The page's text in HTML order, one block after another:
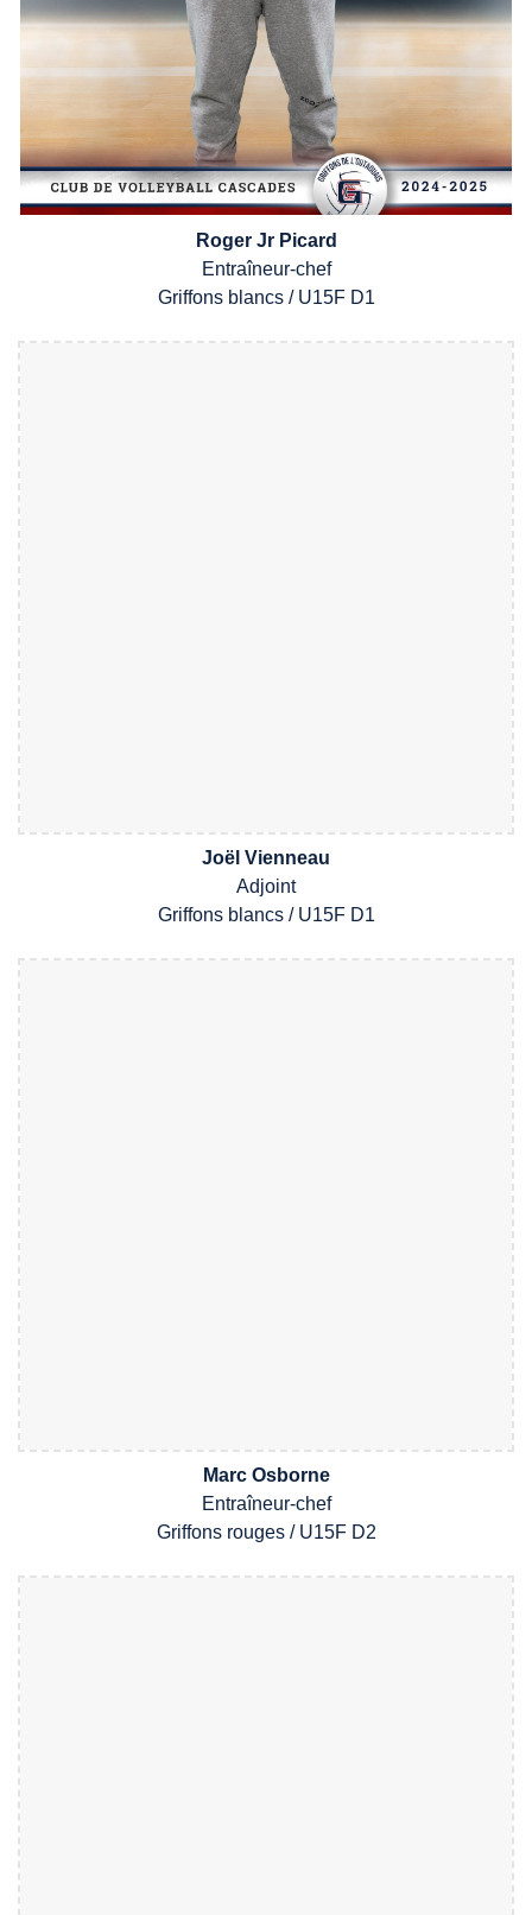
Roger Jr Picard
Entraîneur-chef
Griffons bl ancs/ U15F D1
Joël Vienneau
Adjoint
Griffons blancs / U15F D1
Marc Osborne
Entraîneur-chef
Griffons rouges/ U15F D2